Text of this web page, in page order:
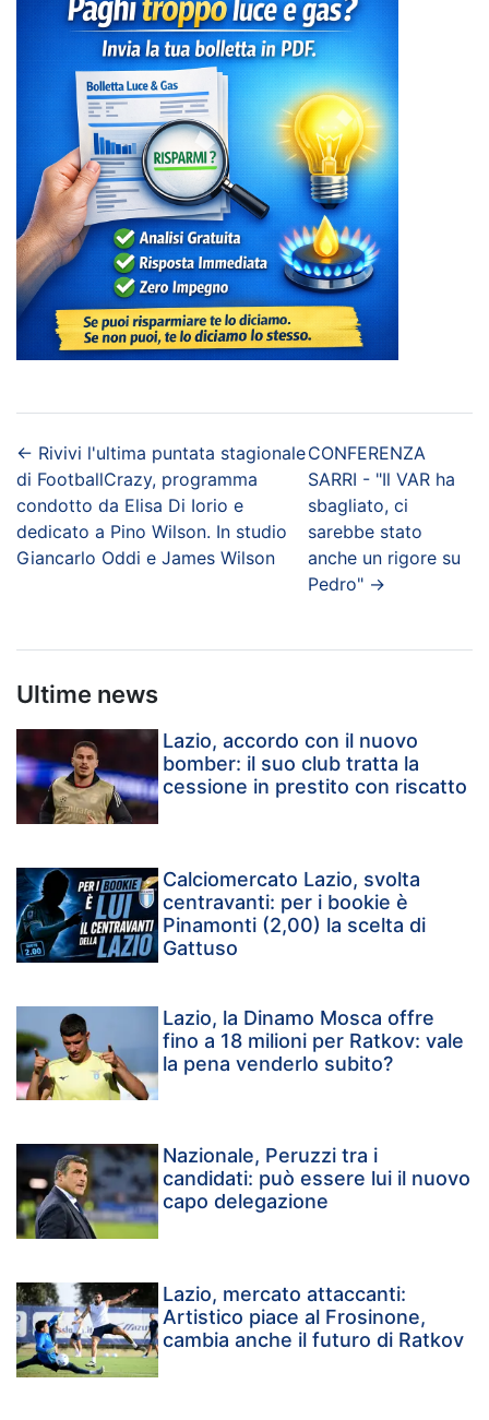
← Rivivi l'ultima puntata stagionale
di FootballCrazy, programma
condotto da Elisa Di Iorio e
dedicato a Pino Wilson. In studio
Giancarlo Oddi e James Wilson
CONFERENZA
SARRI - "Il VAR ha
sbagliato, ci
sarebbe stato
anche un rigore su
Pedro" →
Ultime news
Lazio, accordo con il nuovo
bomber: il suo club tratta la
cessione in prestito con riscatto
Calciomercato Lazio, svolta
centravanti: per i bookie è
Pinamonti (2,00) la scelta di
Gattuso
Lazio, la Dinamo Mosca offre
fino a 18 milioni per Ratkov: vale
la pena venderlo subito?
Nazionale, Peruzzi tra i
candidati: può essere lui il nuovo
capo delegazione
Lazio, mercato attaccanti:
Artistico piace al Frosinone,
cambia anche il futuro di Ratkov